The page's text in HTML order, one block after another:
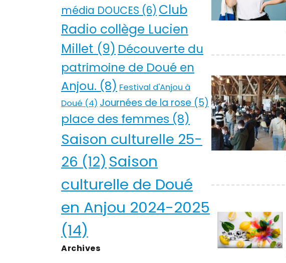
média DOUCES (6) Club
Radio collège Lucien
Millet (9) Découverte du
patrimoine de Doué en
Anjou. (8) Festival d'Anjou à
Doué (4) Journées de la rose (5)
place des femmes (8)
Saison culturelle 25-
26 (12) Saison
culturelle de Doué
en Anjou 2024-2025
(14)
Archives